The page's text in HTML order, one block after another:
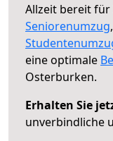
Allzeit bereit für
Seniorenumzug,
eine optimale
Osterburken.
Erhalten Sie
unverbindliche